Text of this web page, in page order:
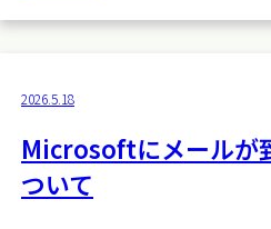
2026.5.18
Microsoftにメールが
ついて